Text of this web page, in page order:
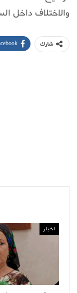
والاختلاف داخل
شارك
اخبار